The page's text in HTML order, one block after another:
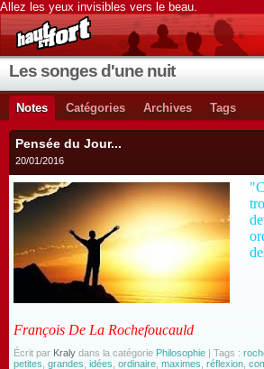
Allez les yeux invisibles vers le beau.
Les songes d'une nuit
Notes Catégories Archives Tags
Pensée du Jour...
20/01/2016
François De La Rochefoucauld
Écrit par Kraly dans la catégorie Philosophie | Tags :
petites grandes idées ordinaire maximes réflexion